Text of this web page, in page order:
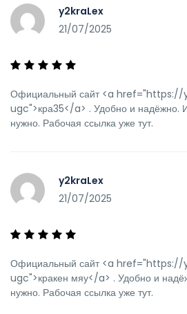
y2kraLex
21/07/2025
Официальный сайт <a
ugc">кра35</a> . Удобно и надёжно.
нужно. Рабочая ссылка уже тут.
y2kraLex
21/07/2025
Официальный сайт <a
ugc">кракен мяу</a> . Удобно и
нужно. Рабочая ссылка уже тут.